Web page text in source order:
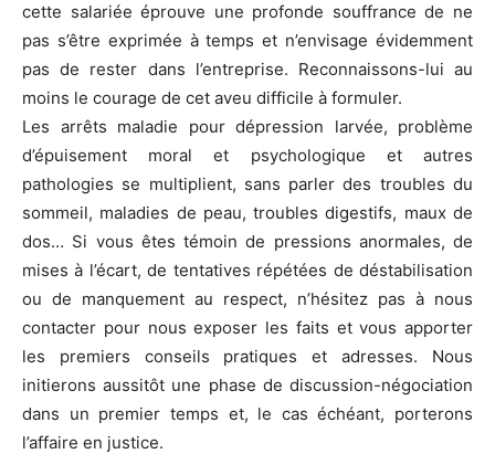
cette salariée éprouve une profonde souffrance de ne
pas s’être exprimée à temps et n’envisage évidemment
pas de rester dans l’entreprise. Reconnaissons-lui au
moins le courage de cet aveu difficile à formuler.
Les arrêts maladie pour dépression larvée, problème
d’épuisement moral et psychologique et autres
pathologies se multiplient, sans parler des troubles du
sommeil, maladies de peau, troubles digestifs, maux de
dos… Si vous êtes témoin de pressions anormales, de
mises à l’écart, de tentatives répétées de déstabilisation
ou de manquement au respect, n’hésitez pas à nous
contacter pour nous exposer les faits et vous apporter
les premiers conseils pratiques et adresses. Nous
initierons aussitôt une phase de discussion-négociation
dans un premier temps et, le cas échéant, porterons
l’affaire en justice.